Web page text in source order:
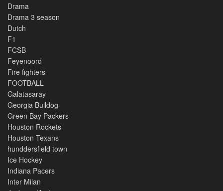
Drama
Drama 3 season
Dutch
F1
FCSB
Feyenoord
Fire fighters
FOOTBALL
Galatasaray
Georgia Bulldog
Green Bay Packers
Houston Rockets
Houston Texans
hunddersfield town
Ice Hockey
Indiana Pacers
Inter Milan